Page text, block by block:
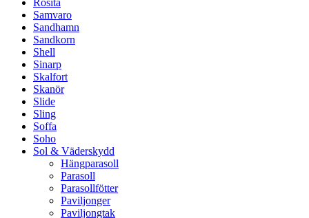
Rosita
Samvaro
Sandhamn
Sandkorn
Shell
Sinarp
Skalfort
Skanör
Slide
Sling
Soffa
Soho
Sol & Väderskydd
Hängparasoll
Parasoll
Parasollfötter
Paviljonger
Paviljongtak